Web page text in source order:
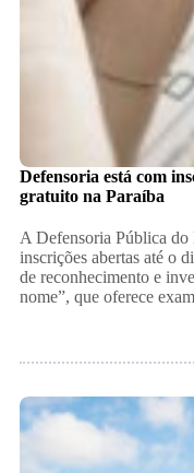
Defensoria está com
gratuito na Paraíba
A Defensoria Pública do
inscrições abertas até o
de reconhecimento e
nome”, que oferece